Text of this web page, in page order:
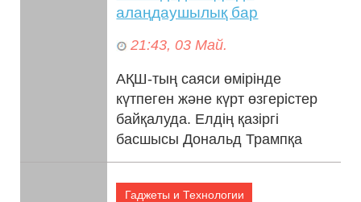
ყოფნის მაქსიმალური ვად...
алаңдаушылық бар
21:43, 03 Май.
АҚШ-тың саяси өмірінде
күтпеген және күрт өзгерістер
байқалуда. Елдің қазіргі
басшысы Дональд Трампқа
деген сенім деңгейінің ең
төменгі нүктеге жетке...
Гаджеты и Технологии